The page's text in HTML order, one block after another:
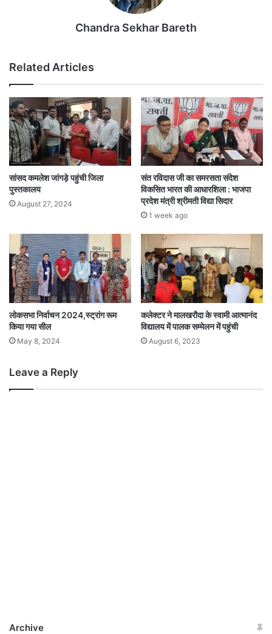
Chandra Sekhar Bareth
Related Articles
सांसद कमलेश जांगड़े पहुंची जिला
पुस्तकालय
August 27, 2024
संत रविदास जी का समरसता संदेश
विकसित भारत की आधारशिला : भाजपा
प्रदेश मंत्री श्रीमती विद्या सिदार
1 week ago
लोकसभा निर्वाचन 2024,स्ट्रांग रूम
किया गया सील
May 8, 2024
कलेक्टर ने मालखरौदा के स्वामी आत्मानंद
विद्यालय में पालक सम्मेलन में पहुंची
August 6, 2023
Leave a Reply
Archive